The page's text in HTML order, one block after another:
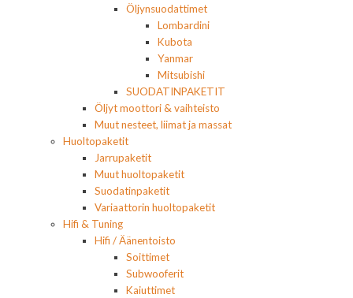
Öljynsuodattimet
Lombardini
Kubota
Yanmar
Mitsubishi
SUODATINPAKETIT
Öljyt moottori & vaihteisto
Muut nesteet, liimat ja massat
Huoltopaketit
Jarrupaketit
Muut huoltopaketit
Suodatinpaketit
Variaattorin huoltopaketit
Hifi & Tuning
Hifi / Äänentoisto
Soittimet
Subwooferit
Kaiuttimet